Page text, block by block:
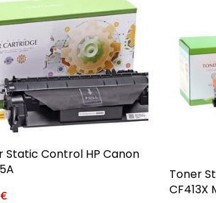
Static Control HP Canon
€
Toner
CF413X